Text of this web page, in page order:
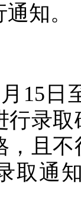
知。
15日
行录
，且
取通